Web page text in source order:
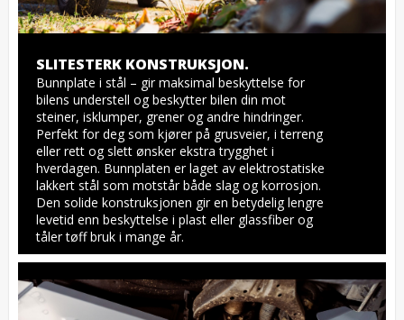
SLITESTERK KONSTRUKSJON.
Bunnplate i stål – gir maksimal beskyttelse for
bilens understell og beskytter bilen din mot
steiner, isklumper, grener og andre hindringer.
Perfekt for deg som kjører på grusveier, i terreng
eller rett og slett ønsker ekstra trygghet i
hverdagen. Bunnplaten er laget av elektrostatiske
lakkert stål som motstår både slag og korrosjon.
Den solide konstruksjonen gir en betydelig lengre
levetid enn beskyttelse i plast eller glassfiber og
tåler tøff bruk i mange år.